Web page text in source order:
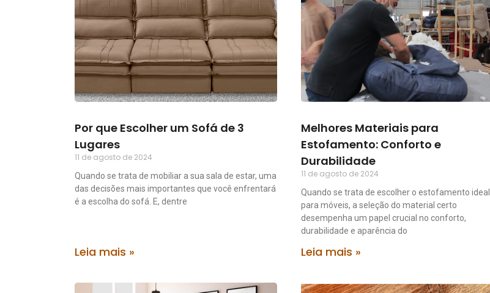
Por que Escolher um Sofá de 3
Lugares
11 de agosto de 2024
Quando se trata de mobiliar a sua sala de estar, uma
das decisões mais importantes que você enfrentará
é a escolha do sofá. E, dentre
Leia mais »
Melhores Materiais para
Estofamento: Conforto e
Durabilidade
11 de agosto de 2024
Quando se trata de escolher o estofamento ideal
para móveis, a seleção do material certo
desempenha um papel crucial no conforto,
durabilidade e aparência do
Leia mais »